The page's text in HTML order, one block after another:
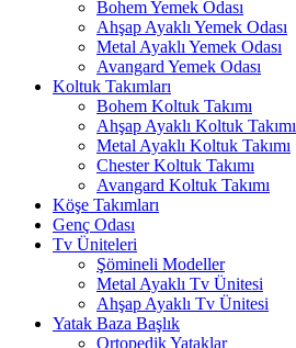
Bohem Yemek Odası
Ahşap Ayaklı Yemek Odası
Metal Ayaklı Yemek Odası
Avangard Yemek Odası
Koltuk Takımları
Bohem Koltuk Takımı
Ahşap Ayaklı Koltuk Takımı
Metal Ayaklı Koltuk Takımı
Chester Koltuk Takımı
Avangard Koltuk Takımı
Köşe Takımları
Genç Odası
Tv Üniteleri
Şömineli Modeller
Metal Ayaklı Tv Ünitesi
Ahşap Ayaklı Tv Ünitesi
Yatak Baza Başlık
Ortopedik Yataklar